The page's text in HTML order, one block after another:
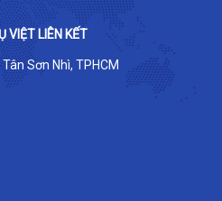
VIỆT LIÊN KẾT
Sơn Nhì, TPHCM